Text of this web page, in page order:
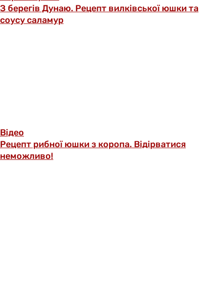
З берегів Дунаю. Рецепт вилківської юшки та
соусу саламур
Відео
Рецепт рибної юшки з коропа. Відірватися
неможливо!